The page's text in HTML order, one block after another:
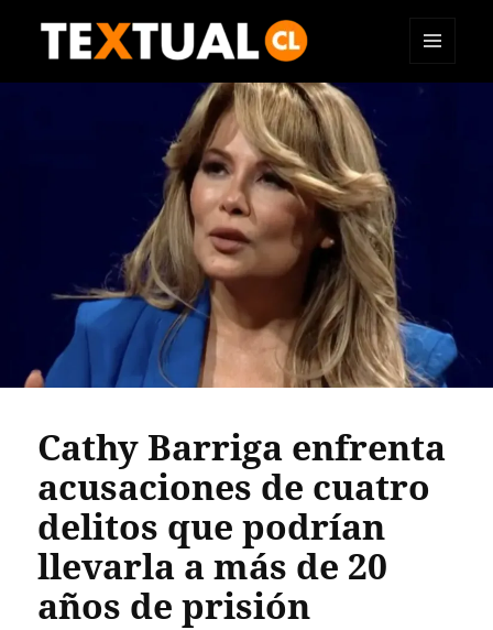
Cathy Barriga enfrenta
acusaciones de cuatro
delitos que podrían
llevarla a más de 20
años de prisión